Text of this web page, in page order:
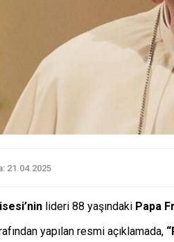
21.04.2025
lideri 88 yaşındaki Papa
yapılan resmi açıklamada,